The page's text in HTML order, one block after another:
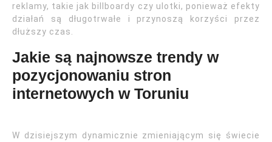
reklamy, takie jak billboardy czy ulotki, ponieważ efekty
działań są długotrwałe i przynoszą korzyści przez
dłuższy czas.
Jakie są najnowsze trendy w
pozycjonowaniu stron
internetowych w Toruniu
W dzisiejszym dynamicznie zmieniającym się świecie